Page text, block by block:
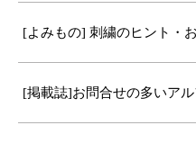
[よみもの] 刺繍のヒント・
[掲載誌]お問合せの多いアル